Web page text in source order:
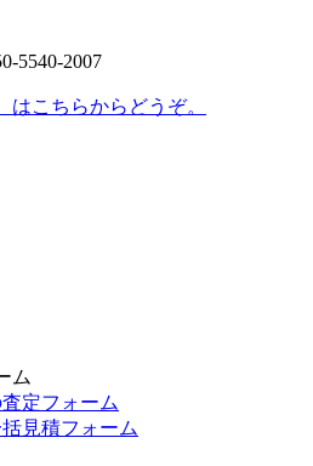
5540-2007
こちらからどうぞ。
ム
定フォーム
見積フォーム